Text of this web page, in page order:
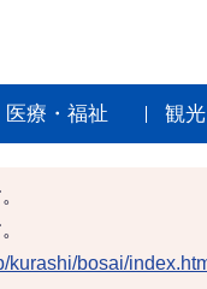
医療・福祉 観
kurashi/bosai/